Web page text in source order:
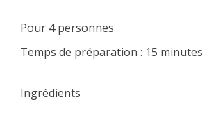
Pour 4 personnes
Temps de préparation : 15 minutes
Ingrédients